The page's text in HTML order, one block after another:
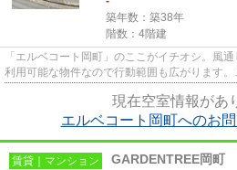
築年数：築38年
階数：4階建
「エルベコート岡町」のここがイチオシ。風
利用可能な物件なので行動範囲も広がります
現在空室情報があ
エルベコート岡町へのお
賃貸｜マンション GARDENTREE岡町